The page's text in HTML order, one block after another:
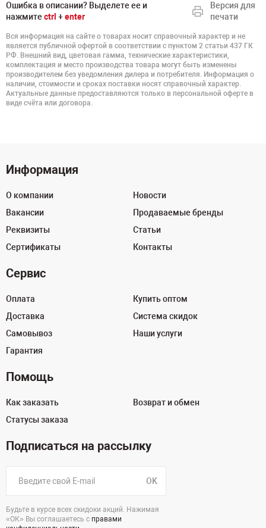
Ошибка в описании? Выделете ее и
нажмите ctrl +enter
Версия для
печати
Вся информация на сайте о товарах носит справочный характер и не
является публичной офертой в соответствии с пунктом 2 статьи 437 ГК
РФ. Внешний вид, цветовая гамма, технические характеристики,
комплектация и место производства товара могут быть изменены
производителем без уведомления дилера и потребителя. Информация о
наличии, стоимости и сроках поставки носят справочный характер.
Актуальные данные предоставляются только в персональной оферте в
виде счёта или договора.
Информация
О компании
Вакансии
Реквизиты
Сертификаты
Новости
Продаваемые бренды
Статьи
Контакты
Сервис
Оплата
Доставка
Самовывоз
Гарантия
Купить оптом
Система скидок
Наши услуги
Помощь
Как заказать
Статусы заказа
Возврат и обмен
Подписаться на рассылку
OK
Будьте в курсе всех скидоки акций. Нажимая
«ОК» Вы соглашаетесь с правами